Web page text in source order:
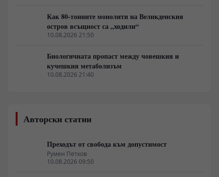
Как 80-тонните монолити на Великденския
остров всъщност са „ходили“
10.08.2026 21:50
Биологичната пропаст между човешкия и
кучешкия метаболизъм
10.08.2026 21:40
Авторски статии
Преходът от свобода към допустимост
Румен Петков
10.08.2026 09:50